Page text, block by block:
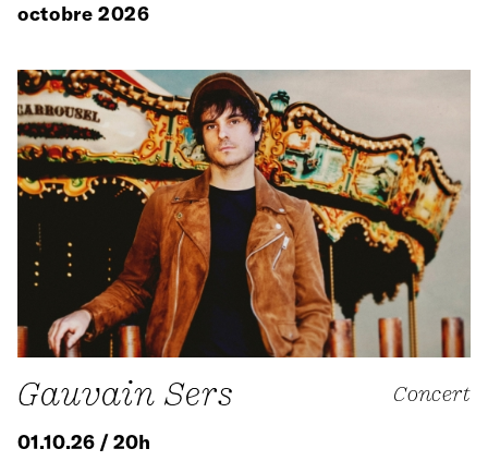
octobre 2026
Gauvain Sers Concert
01.10.26 / 20h